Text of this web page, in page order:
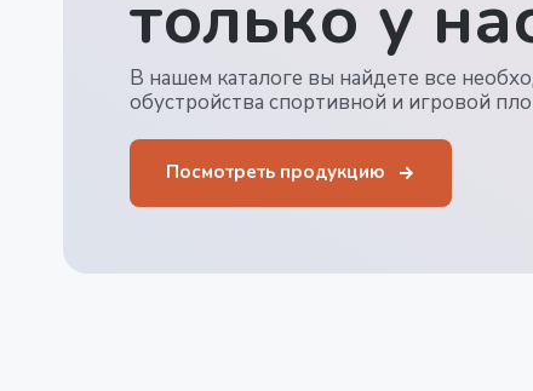
только у
В нашем каталоге вы найдете все
обустройства спортивной и игровой
Посмотреть продукцию